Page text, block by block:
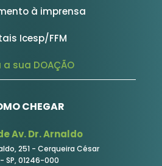
à imprensa
Icesp/FFM
a sua DOAÇÃO
CHEGAR
Av. Dr. Arnaldo
251 - Cerqueira César
SP, 01246-000